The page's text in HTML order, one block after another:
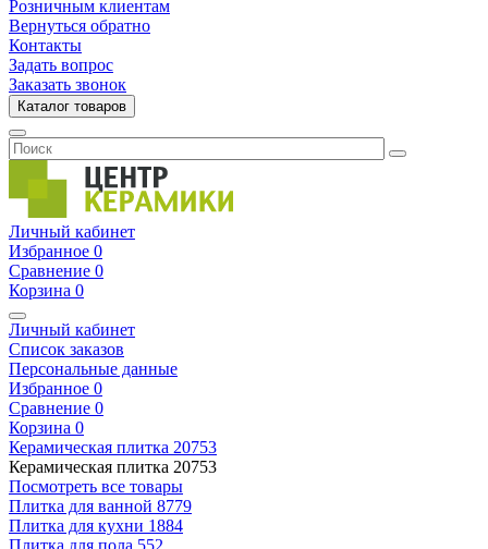
Розничным клиентам
Вернуться обратно
Контакты
Задать вопрос
Заказать звонок
Каталог товаров
Личный кабинет
Избранное 0
Сравнение 0
Корзина 0
Личный кабинет
Список заказов
Персональные данные
Избранное 0
Сравнение 0
Корзина 0
Керамическая плитка 20753
Керамическая плитка 20753
Посмотреть все товары
Плитка для ванной 8779
Плитка для кухни 1884
Плитка для пола 552